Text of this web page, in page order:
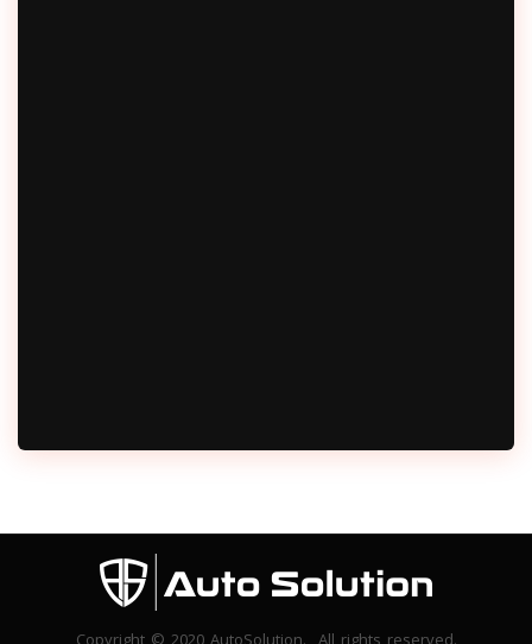
Copyright © 2020 AutoSolution. All rights reserved.